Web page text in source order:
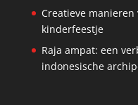
Creatieve manieren
kinderfeestje
Raja ampat: een
indonesische